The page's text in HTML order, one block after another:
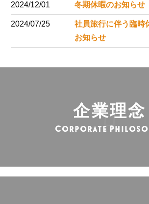
2024/12/01 冬期休暇のお知らせ
2024/07/25
社員旅行に伴う臨時
お知らせ
企業理念
Corporate